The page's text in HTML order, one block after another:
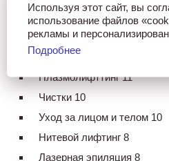
Контурная пластика 16
Биоревитализация 14
Пилинги (включая
Плазмолифттинг 11
Чистки 10
Уход за лицом и телом 10
Нитевой лифтинг 8
Лазерная эпиляция 8
Используя этот сайт, вы
использование файлов
рекламы и
Подробнее